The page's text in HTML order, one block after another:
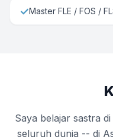
✓Master FLE / FOS /
Saya belajar sastra
seluruh dunia -- di